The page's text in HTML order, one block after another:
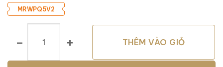
MRWPQ5V2
Bàn ăn mặt đá Calix số lượng
THÊM VÀO GIỎ